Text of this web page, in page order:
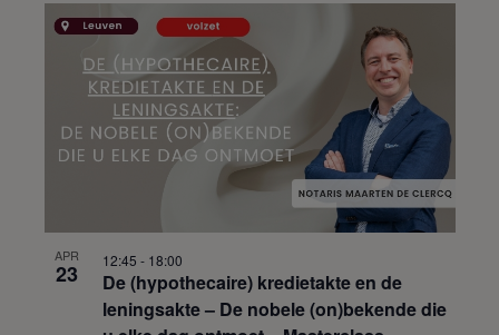
APR
23
De (hypothecaire) kredietakte en de
leningsakte – De nobele (on)bekende die
12:45 - 18:00